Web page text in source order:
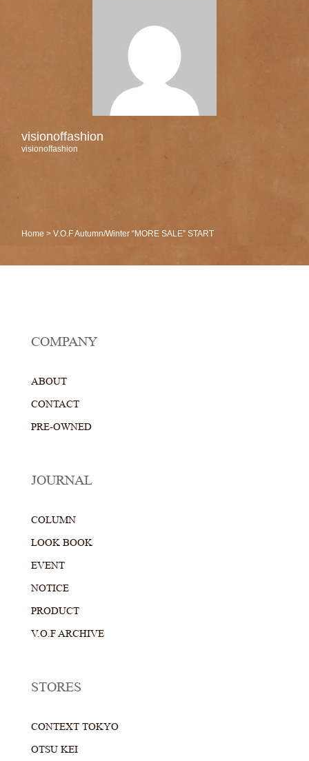
visionoffashion
visionoffashion
Home >V.O.F Autumn/Winter “MORE SALE” START
COMPANY
ABOUT
CONTACT
PRE-OWNED
JOURNAL
COLUMN
LOOK BOOK
EVENT
NOTICE
PRODUCT
V.O.F ARCHIVE
STORES
CONTEXT TOKYO
OTSU KEI